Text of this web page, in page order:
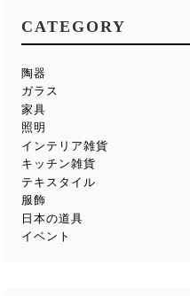
CATEGORY
陶器
ガラス
家具
照明
インテリア雑貨
キッチン雑貨
テキスタイル
服飾
日本の道具
イベント